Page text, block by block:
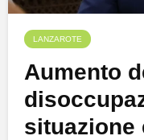
LANZAROTE
Aumento
situazione